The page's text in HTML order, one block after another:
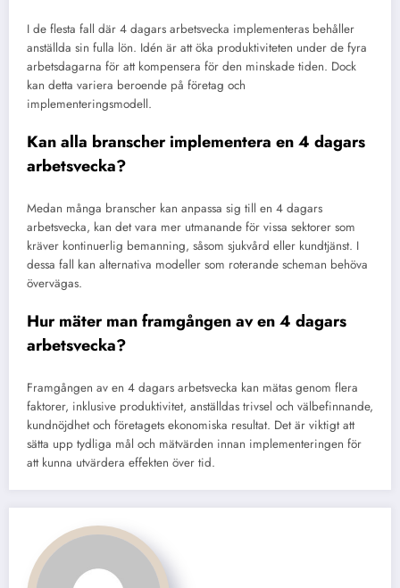
I de flesta fall där 4 dagars arbetsvecka implementeras behåller
anställda sin fulla lön. Idén är att öka produktiviteten under de fyra
arbetsdagarna för att kompensera för den minskade tiden. Dock
kan detta variera beroende på företag och
implementeringsmodell.
Kan alla branscher implementera en 4 dagars
arbetsvecka?
Medan många branscher kan anpassa sig till en 4 dagars
arbetsvecka, kan det vara mer utmanande för vissa sektorer som
kräver kontinuerlig bemanning, såsom sjukvård eller kundtjänst. I
dessa fall kan alternativa modeller som roterande scheman behöva
övervägas.
Hur mäter man framgången av en 4 dagars
arbetsvecka?
Framgången av en 4 dagars arbetsvecka kan mätas genom flera
faktorer, inklusive produktivitet, anställdas trivsel och välbefinnande,
kundnöjdhet och företagets ekonomiska resultat. Det är viktigt att
sätta upp tydliga mål och mätvärden innan implementeringen för
att kunna utvärdera effekten över tid.